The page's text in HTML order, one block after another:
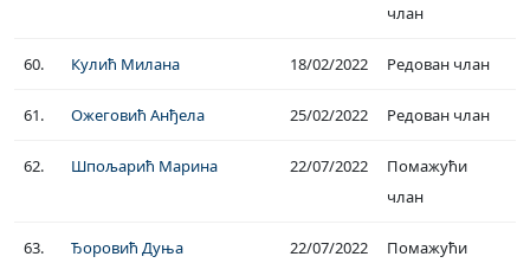
члан
60. Кулић Милана 18/02/2022 Редован члан
61. Ожеговић Анђела 25/02/2022 Редован члан
62. Шпољарић Марина 22/07/2022
Помажући
члан
63. Ђоровић Дуња 22/07/2022
Помажући